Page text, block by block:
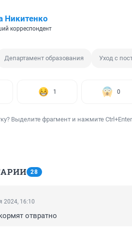
Никитенко
корреспондент
Департамент образования Уход с
1 0
Выделите фрагмент и нажмите Ctrl+Enter
28
2024, 16:10
отвратно